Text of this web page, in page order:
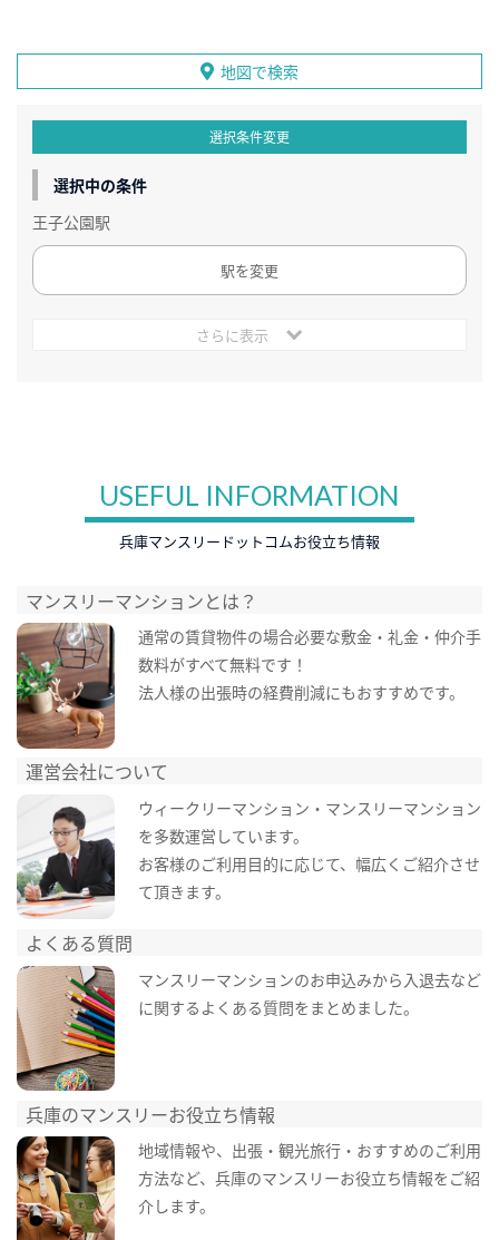
地図で検索
選択条件変更
選択中の条件
王子公園駅
駅を変更
さらに表示
USEFUL INFORMATION
兵庫マンスリードットコムお役立ち情報
マンスリーマンションとは？
通常の賃貸物件の場合必要な敷金・礼金・仲介手
数料がすべて無料です！
法人様の出張時の経費削減にもおすすめです。
運営会社について
ウィークリーマンション・マンスリーマンション
を多数運営しています。
お客様のご利用目的に応じて、幅広くご紹介させ
て頂きます。
よくある質問
マンスリーマンションのお申込みから入退去など
に関するよくある質問をまとめました。
兵庫のマンスリーお役立ち情報
地域情報や、出張・観光旅行・おすすめのご利用
方法など、兵庫のマンスリーお役立ち情報をご紹
介します。